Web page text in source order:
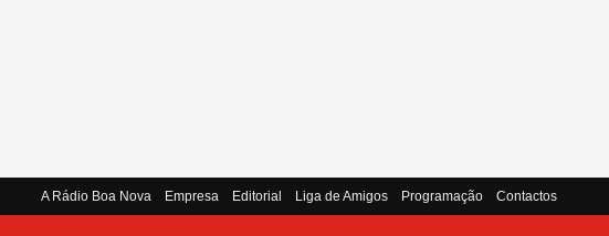
A Rádio Boa Nova Empresa Editorial Liga de Amigos Programação Contactos